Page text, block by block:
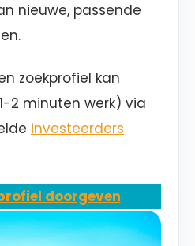
nieuwe, passende
zoekprofiel kan
2 minuten werk) via
investeerders
doorgeven